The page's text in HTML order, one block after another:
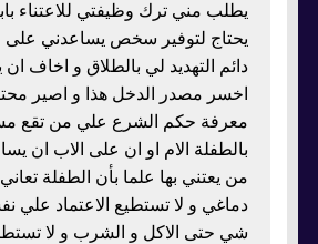
يطلب مني ترك وظيفتي للاعتناء
يحتاج لتوفير سخص يساعدني على
دائم التهديد لي بالطلاق و اخاف
اخسر مصدر الدخل هذا و اصير
معرفة حكم الشرع علي من تقع
بالطفلة الام او ان على الاب ان
من يعتني بها علما بأن الطفلة
دماغي و لا تستطيع الاعتماد علي
شي حتى الاكل و الشرب و لا